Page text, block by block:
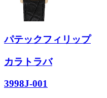
パテックフィリップ
カラトラバ
3998J-001